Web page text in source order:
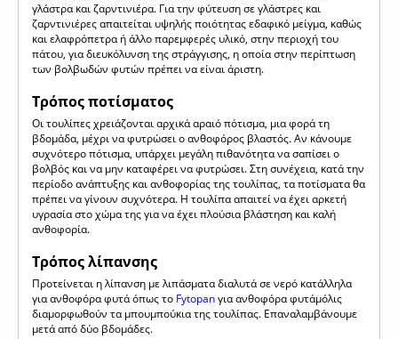
γλάστρα και ζαρντινιέρα. Για την φύτευση σε γλάστρες και
ζαρντινιέρες απαιτείται υψηλής ποιότητας εδαφικό μείγμα, καθώς
και ελαφρόπετρα ή άλλο παρεμφερές υλικό, στην περιοχή του
πάτου, για διευκόλυνση της στράγγισης, η οποία στην περίπτωση
των βολβωδών φυτών πρέπει να είναι άριστη.
Τρόπος ποτίσματος
Οι τουλίπες χρειάζονται αρχικά αραιό πότισμα, μια φορά τη
βδομάδα, μέχρι να φυτρώσει ο ανθοφόρος βλαστός. Αν κάνουμε
συχνότερο πότισμα, υπάρχει μεγάλη πιθανότητα να σαπίσει ο
βολβός και να μην καταφέρει να φυτρώσει. Στη συνέχεια, κατά την
περίοδο ανάπτυξης και ανθοφορίας της τουλίπας, τα ποτίσματα θα
πρέπει να γίνουν συχνότερα. Η τουλίπα απαιτεί να έχει αρκετή
υγρασία στο χώμα της για να έχει πλούσια βλάστηση και καλή
ανθοφορία.
Τρόπος λίπανσης
Προτείνεται η λίπανση με λιπάσματα διαλυτά σε νερό κατάλληλα
για ανθοφόρα φυτά όπως το Fytopanγια ανθοφόρα φυτάμόλις
διαμορφωθούν τα μπουμπούκια της τουλίπας. Επαναλαμβάνουμε
μετά από δύο βδομάδες.